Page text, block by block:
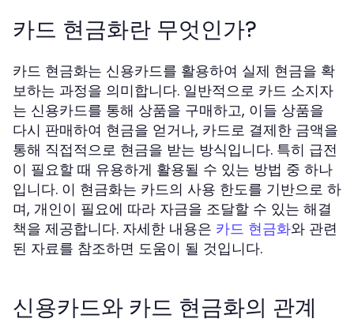
카드 현금화란 무엇인가?
카드 현금화는 신용카드를 활용하여 실제 현금을 확
보하는 과정을 의미합니다. 일반적으로 카드 소지자
는 신용카드를 통해 상품을 구매하고, 이들 상품을
다시 판매하여 현금을 얻거나, 카드로 결제한 금액을
통해 직접적으로 현금을 받는 방식입니다. 특히 급전
이 필요할 때 유용하게 활용될 수 있는 방법 중 하나
입니다. 이 현금화는 카드의 사용 한도를 기반으로 하
며, 개인이 필요에 따라 자금을 조달할 수 있는 해결
책을 제공합니다. 자세한 내용은 카드 현금화와 관련
된 자료를 참조하면 도움이 될 것입니다.
신용카드와 카드 현금화의 관계